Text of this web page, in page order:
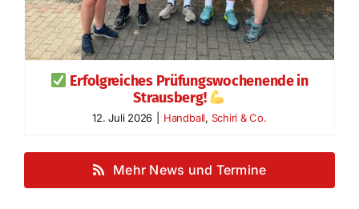
Erfolgreiches Prüfungswochenende in
Strausberg!
12. Juli 2026 Handball, Schiri & Co.
Mehr News und Termine